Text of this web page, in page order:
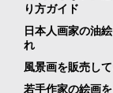
り方ガイド
日本人画家の油
れ
風景画を販売し
若手作家の絵画